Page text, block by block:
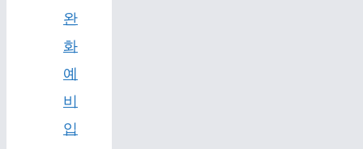
완
화
예
비
입